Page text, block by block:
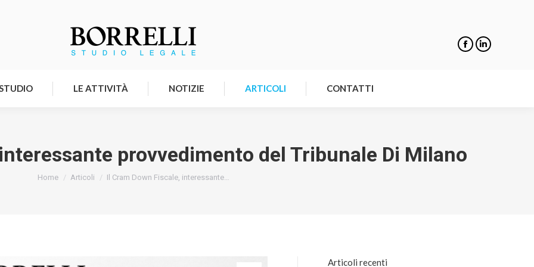
LE ATTIVITÀ NOTIZIE ARTICOLI CONTATTI
provvedimento del Tribunale Di Milano
Tu sei qui:
Home Articoli Il Cram Down Fiscale, interessante…
Articoli recenti
LO STUDIO LE ATTIVITÀ